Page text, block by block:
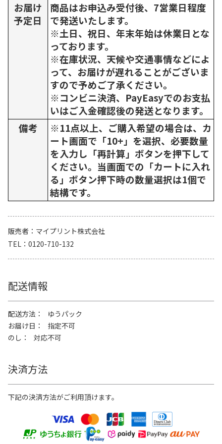
お届け
予定日
商品はお申込み受付後、7営業日程度
で発送いたします。
※土日、祝日、年末年始は休業日とな
っております。
※在庫状況、天候や交通事情などによ
って、お届けが遅れることがございま
すので予めご了承ください。
※コンビニ決済、PayEasyでのお支払
いはご入金確認後の発送となります。
備考
※11点以上、ご購入希望の場合は、カ
ート画面で「10+」を選択、必要数量
を入力し「再計算」ボタンを押下して
ください。当画面での「カートに入れ
る」ボタン押下時の数量選択は1個で
結構です。
販売者
マイプリント株式会社
TEL
0120-710-132
配送情報
配送方法
ゆうパック
お届け日
指定不可
のし
対応不可
決済方法
下記の決済方法がご利用頂けます。